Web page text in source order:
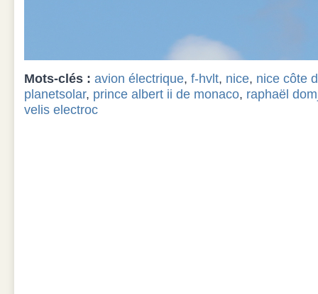
Mots-clés : avion électrique, f-hvlt, nice, nice côte
planetsolar, prince albert ii de monaco, raphaël
velis electroc